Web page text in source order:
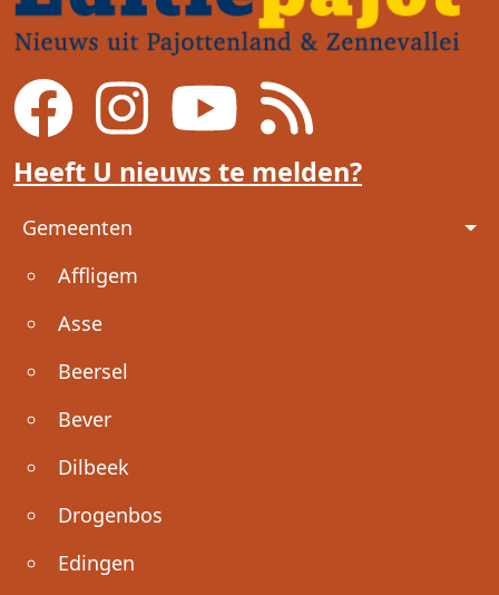
Heeft U nieuws te melden?
Voet
Gemeenten
Affligem
Asse
Beersel
Bever
Dilbeek
Drogenbos
Edingen